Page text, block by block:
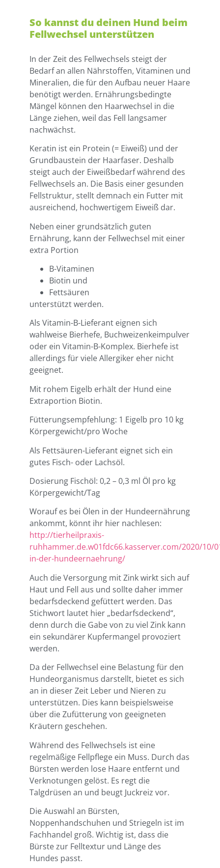
So kannst du deinen Hund beim
Fellwechsel unterstützen
In der Zeit des Fellwechsels steigt der
Bedarf an allen Nährstoffen, Vitaminen und
Mineralien, die für den Aufbau neuer Haare
benötigt werden. Ernährungsbedingte
Mängel können den Haarwechsel in die
Länge ziehen, weil das Fell langsamer
nachwächst.
Keratin ist ein Protein (= Eiweiß) und der
Grundbaustein der Haarfaser. Deshalb
steigt auch der Eiweißbedarf während des
Fellwechsels an. Die Basis einer gesunden
Fellstruktur, stellt demnach ein Futter mit
ausreichend, hochwertigem Eiweiß dar.
Neben einer grundsätzlich guten
Ernährung, kann der Fellwechsel mit einer
extra Portion
B-Vitaminen
Biotin und
Fettsäuren
unterstützt werden.
Als Vitamin-B-Lieferant eignen sich
wahlweise Bierhefe, Buchweizenkeimpulver
oder ein Vitamin-B-Komplex. Bierhefe ist
allerdings für viele Allergiker eher nicht
geeignet.
Mit rohem Eigelb erhält der Hund eine
Extraportion Biotin.
Fütterungsempfehlung: 1 Eigelb pro 10 kg
Körpergewicht/pro Woche
Als Fettsäuren-Lieferant eignet sich ein
gutes Fisch- oder Lachsöl.
Dosierung Fischöl: 0,2 – 0,3 ml Öl pro kg
Körpergewicht/Tag
Worauf es bei Ölen in der Hundeernährung
ankommt, könnt ihr hier nachlesen:
http://tierheilpraxis-
ruhhammer.de.w01fdc66.kasserver.com/2020/10/
in-der-hundeernaehrung/
Auch die Versorgung mit Zink wirkt sich auf
Haut und Fell aus und sollte daher immer
bedarfsdeckend gefüttert werden. Das
Stichwort lautet hier „bedarfsdeckend“,
denn durch die Gabe von zu viel Zink kann
ein sekundärer Kupfermangel provoziert
werden.
Da der Fellwechsel eine Belastung für den
Hundeorganismus darstellt, bietet es sich
an in dieser Zeit Leber und Nieren zu
unterstützen. Dies kann beispielsweise
über die Zufütterung von geeigneten
Kräutern geschehen.
Während des Fellwechsels ist eine
regelmäßige Fellpflege ein Muss. Durch das
Bürsten werden lose Haare entfernt und
Verknotungen gelöst. Es regt die
Talgdrüsen an und beugt Juckreiz vor.
Die Auswahl an Bürsten,
Noppenhandschuhen und Striegeln ist im
Fachhandel groß. Wichtig ist, dass die
Bürste zur Felltextur und Länge des
Hundes passt.